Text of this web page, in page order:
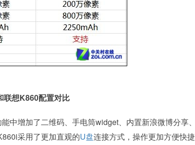
联想K860配置对比
能中增加了二维码、手电筒widget、内置新浪微博分享
采用了更加直观的U盘连接方式，操作更加方便快